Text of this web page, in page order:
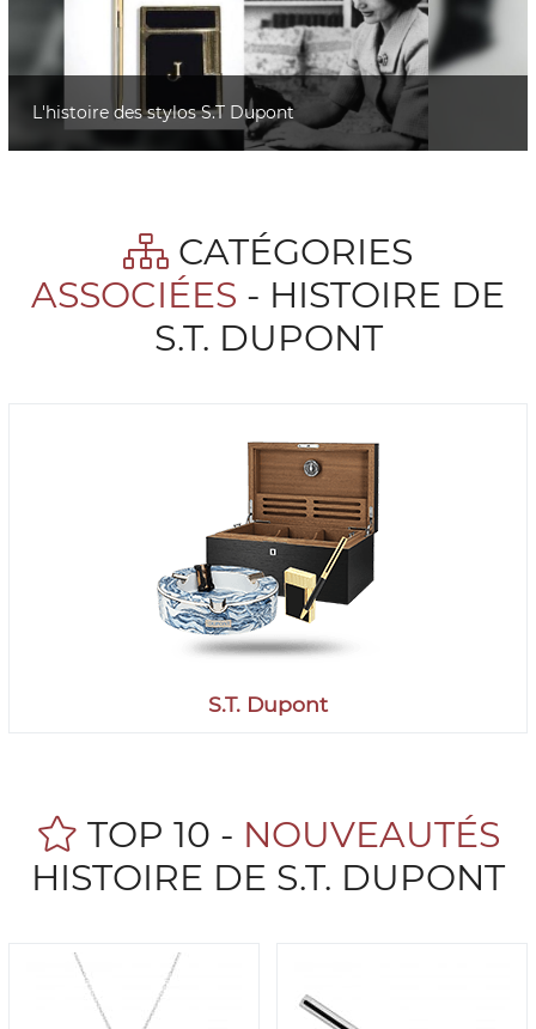
L'histoire des stylos S.T Dupont
CATÉGORIES
ASSOCIÉES - HISTOIRE DE
S.T. DUPONT
S.T. Dupont
TOP 10 - NOUVEAUTÉS
HISTOIRE DE S.T. DUPONT